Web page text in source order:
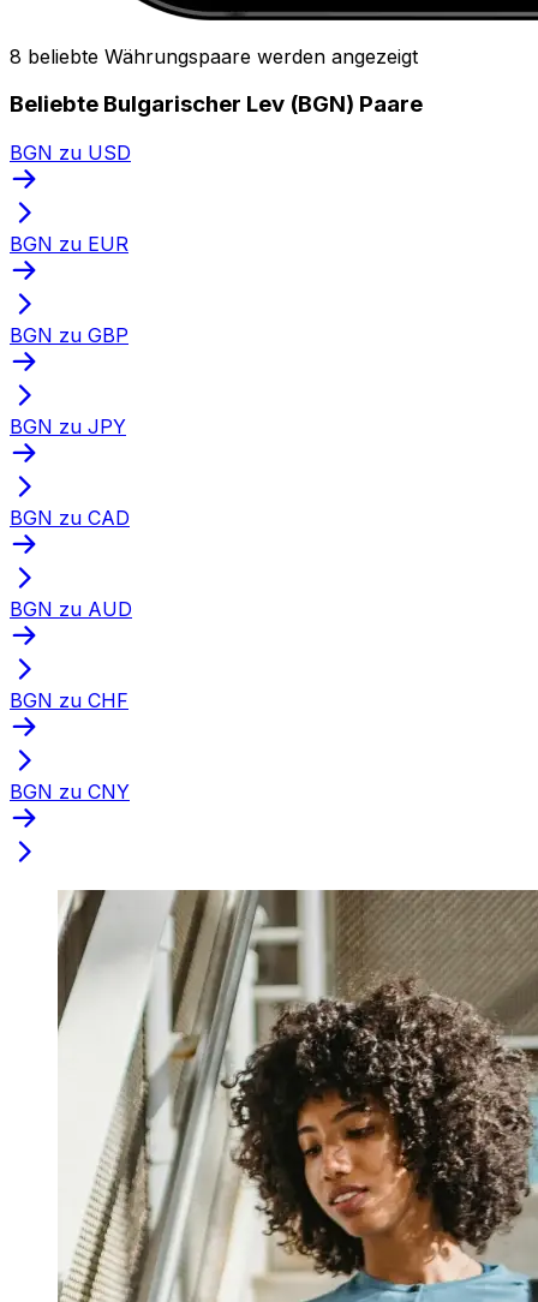
8 beliebte Währungspaare werden angezeigt
Beliebte Bulgarischer Lev (BGN) Paare
BGN zu USD
BGN zu EUR
BGN zu GBP
BGN zu JPY
BGN zu CAD
BGN zu AUD
BGN zu CHF
BGN zu CNY